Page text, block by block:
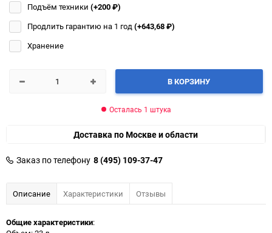
Подъём техники (+200₽)
Продлить гарантию на 1 год(+643,68₽)
Хранение
В КОРЗИНУ
Осталась 1 штука
Доставка по Москве и области
Заказ по телефону 8 (495) 109-37-47
Описание Характеристики Отзывы
Общие характеристики: